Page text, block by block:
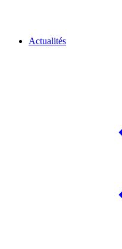
Actualités